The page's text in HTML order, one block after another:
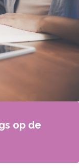
op de